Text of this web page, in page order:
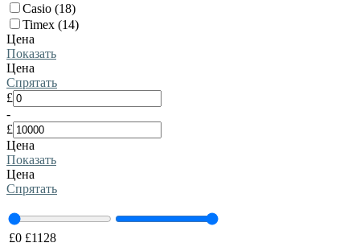
Casio (18)
Timex (14)
Цена
Показать
Цена
Спрятать
£
-
£
Цена
Показать
Цена
Спрятать
£0 £1128